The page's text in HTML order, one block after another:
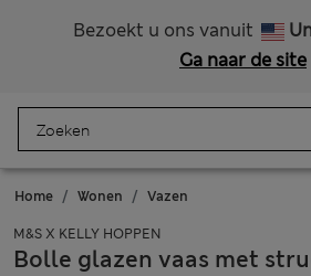
Bezoekt u ons vanuit
Ga naar de site
Home Wonen Vazen
M&S X KELLY HOPPEN
Bolle glazen vaas met